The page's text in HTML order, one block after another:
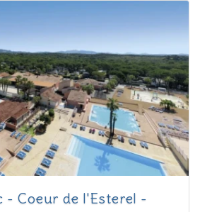
- Coeur de l'Esterel -